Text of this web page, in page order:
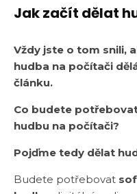
Jak začít dělat
Vždy jste o tom snili,
hudba na počítači
článku.
Co budete
hudbu na počítači?
Pojďme tedy dělat
Budete potřebovat